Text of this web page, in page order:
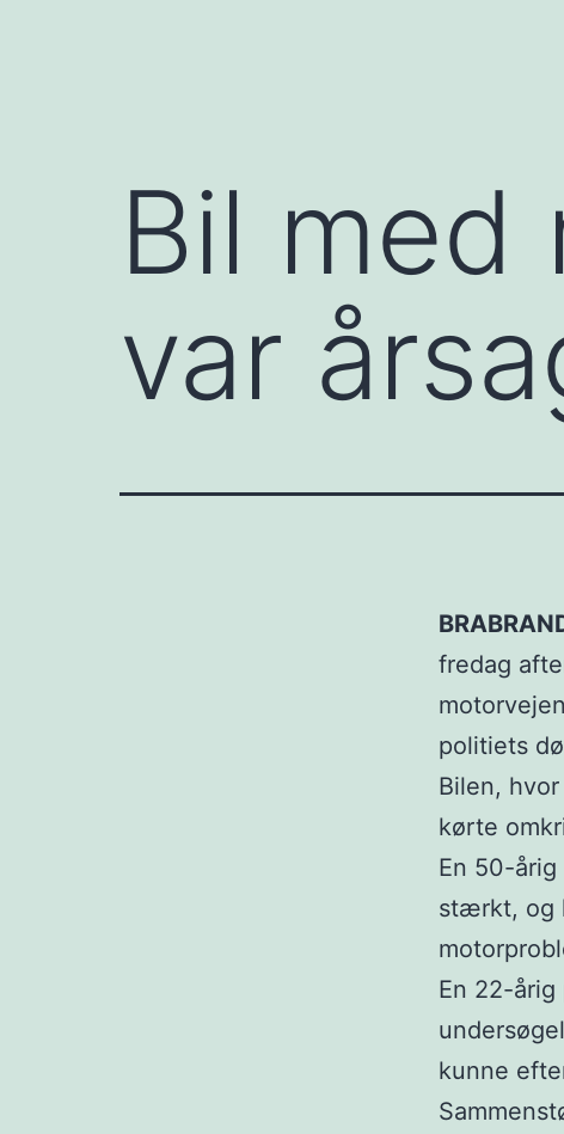
Bil
var
fredag
politiets
Bilen,
kørte
En 50-
stærkt, og
En 22-
kunne